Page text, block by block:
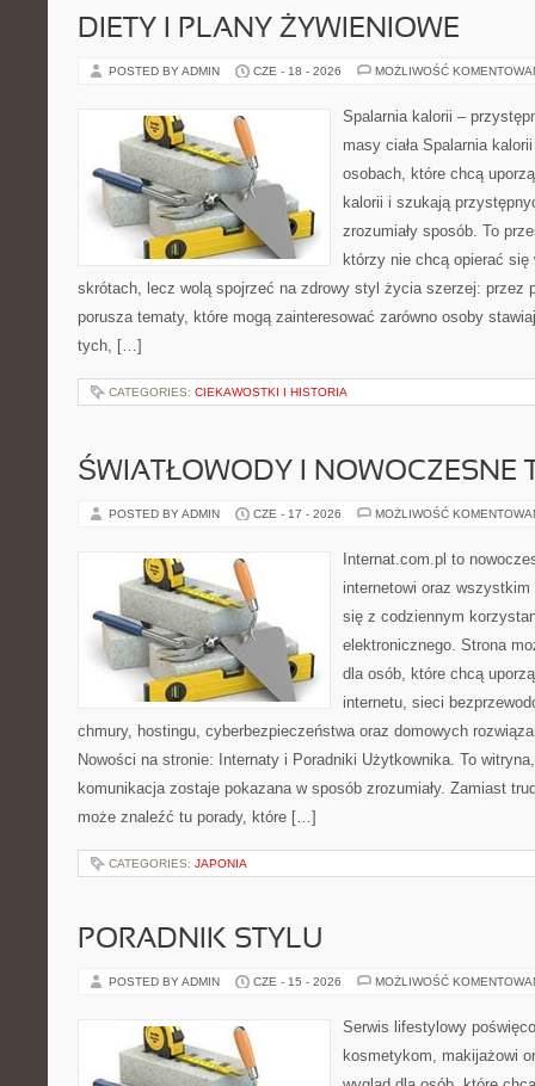
DIETY I PLANY ŻYWIENIOWE
POSTED BY ADMIN CZE - 18 - 2026 MOŻLIWOŚĆ
Spalarnia kalorii –
masy ciała Spalarnia
osobach, które chcą
kalorii i szukają
zrozumiały sposób. To
którzy nie chcą opierać się
skrótach, lecz wolą spojrzeć na zdrowy styl życia szerzej: przez
porusza tematy, które mogą zainteresować zarówno osoby
tych, […]
CATEGORIES: CIEKAWOSTKI I HISTORIA
ŚWIATŁOWODY I NOWOCZESNE
POSTED BY ADMIN CZE - 17 - 2026 MOŻLIWOŚĆ
Internat.com.pl to
internetowi oraz
się z codziennym
elektronicznego. Strona
dla osób, które chcą
internetu, sieci
chmury, hostingu, cyberbezpieczeństwa oraz domowych
Nowości na stronie: Internaty i Poradniki Użytkownika. To
komunikacja zostaje pokazana w sposób zrozumiały. Zamiast
może znaleźć tu porady, które […]
CATEGORIES: JAPONIA
PORADNIK STYLU
POSTED BY ADMIN CZE - 15 - 2026 MOŻLIWOŚĆ
Serwis lifestylowy
kosmetykom, makijażowi